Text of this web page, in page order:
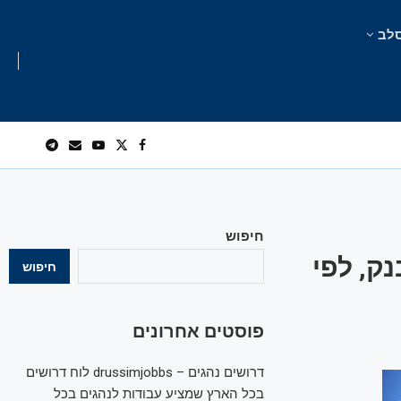
לפי
חיפוש
חיפוש
פוסטים אחרונים
דרושים נהגים – drussimjobbs לוח דרושים
בכל הארץ שמציע עבודות לנהגים בכל